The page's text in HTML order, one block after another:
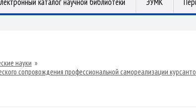
науки »
сопровождения профессиональной самореализации